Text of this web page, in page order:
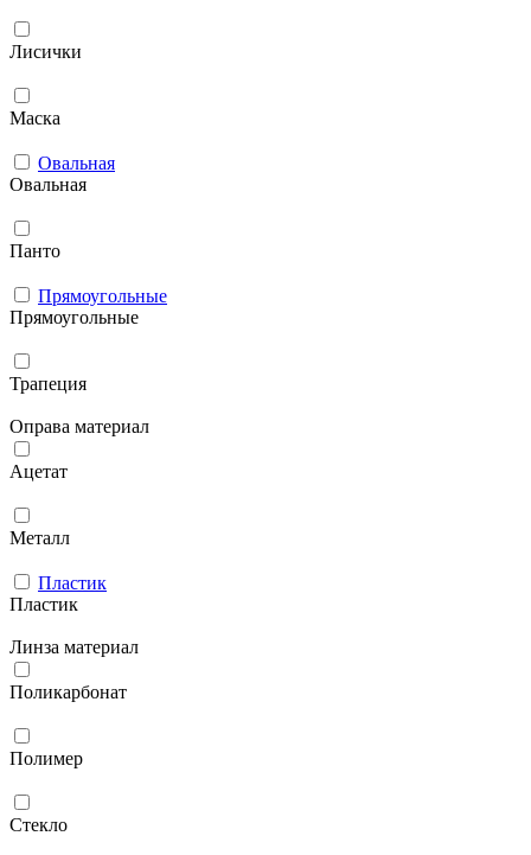
Лисички
Маска
Овальная
Овальная
Панто
Прямоугольные
Прямоугольные
Трапеция
Оправа материал
Ацетат
Металл
Пластик
Пластик
Линза материал
Поликарбонат
Полимер
Стекло